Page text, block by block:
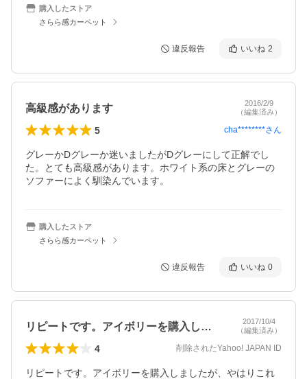
購入したストア
さらら感カーペット
違反報告 いいね 2
高級感があります
2016/2/9
（編集済み）
5 cha********さん
グレーかDグレーか迷いましたがDグレーにして正解でし
た。とても高級感があります。ホワイト系の床とグレーの
ソファーによく馴染んでいます。
購入したストア
さらら感カーペット
違反報告 いいね 0
リピートです。アイボリーを購入しました…
2017/10/4
（編集済み）
4 削除されたYahoo! JAPAN ID
リピートです。アイボリーを購入しましたが、やはりこれ